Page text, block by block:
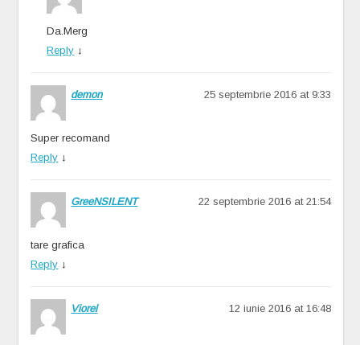
Da.Merg
Reply ↓
demon 25 septembrie 2016 at 9:33
Super recomand
Reply ↓
GreeNSILENT 22 septembrie 2016 at 21:54
tare grafica
Reply ↓
Viorel 12 iunie 2016 at 16:48